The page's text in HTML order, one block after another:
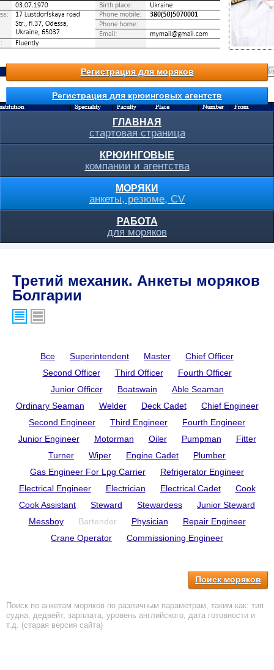
Регистрация для моряков
Регистрация для крюинговых агентств
ГЛАВНАЯ
стартовая страница
КРЮИНГОВЫЕ
компании и агентства
МОРЯКИ
анкеты, резюме, CV
РАБОТА
для моряков
Третий механик. Анкеты моряков
Болгарии
Все Superintendent Master
Chief Officer
Second Officer
Third Officer
Fourth Officer
Junior Officer
Boatswain
Able Seaman
Ordinary Seaman
Welder Deck Cadet
Chief Engineer
Second Engineer
Third Engineer
Fourth Engineer
Junior Engineer
Motorman Oiler Pumpman
Fitter
Turner
Wiper Engine Cadet
Plumber
Gas Engineer For Lpg Carrier
Refrigerator Engineer
Electrical Engineer
Electrician Electrical Cadet
Cook
Cook Assistant
Steward Stewardess
Junior Steward
Messboy
Bartender Physician
Repair Engineer
Crane Operator
Commissioning Engineer
Поиск моряков
Поиск по анкетам моряков по различным параметрам, таким как: тип
судна, дедвейт, зарплата, уровень английского, дата готовности и
т.д. (старая версия сайта)